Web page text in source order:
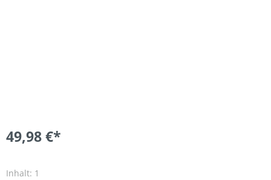
49,98 €*
Inhalt: 1